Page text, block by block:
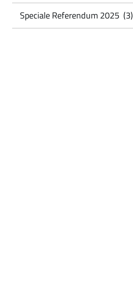
Speciale Referendum 2025 (3)